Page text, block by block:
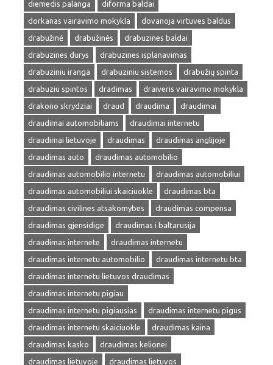
diemedis palanga
diforma baldai
dorkanas vairavimo mokykla
dovanoja virtuves baldus
drabužinė
drabužinės
drabuzines baldai
drabuzines durys
drabuzines isplanavimas
drabuziniu iranga
drabuziniu sistemos
drabužių spinta
drabuziu spintos
dradimas
draiveris vairavimo mokykla
drakono skrydziai
draud draudima
draudimai
draudimai automobiliams
draudimai internetu
draudimai lietuvoje
draudimas
draudimas anglijoje
draudimas auto
draudimas automobilio
draudimas automobilio internetu
draudimas automobiliui
draudimas automobiliui skaiciuokle
draudimas bta
draudimas civilines atsakomybes
draudimas compensa
draudimas gjensidige
draudimas i baltarusija
draudimas internete
draudimas internetu
draudimas internetu automobilio
draudimas internetu bta
draudimas internetu lietuvos draudimas
draudimas internetu pigiau
draudimas internetu pigiausias
draudimas internetu pigus
draudimas internetu skaiciuokle
draudimas kaina
draudimas kasko
draudimas kelionei
draudimas lietuvoje
draudimas lietuvos